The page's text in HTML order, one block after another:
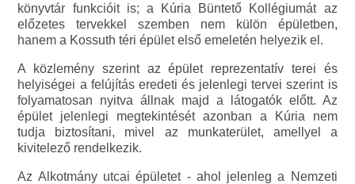
könyvtár funkcióit is; a Kúria Büntető Kollégiumát az
előzetes tervekkel szemben nem külön épületben,
hanem a Kossuth téri épület első emeletén helyezik el.
A közlemény szerint az épület reprezentatív terei és
helyiségei a felújítás eredeti és jelenlegi tervei szerint is
folyamatosan nyitva állnak majd a látogatók előtt. Az
épület jelenlegi megtekintését azonban a Kúria nem
tudja biztosítani, mivel az munkaterület, amellyel a
kivitelező rendelkezik.
Az Alkotmány utcai épületet - ahol jelenleg a Nemzeti